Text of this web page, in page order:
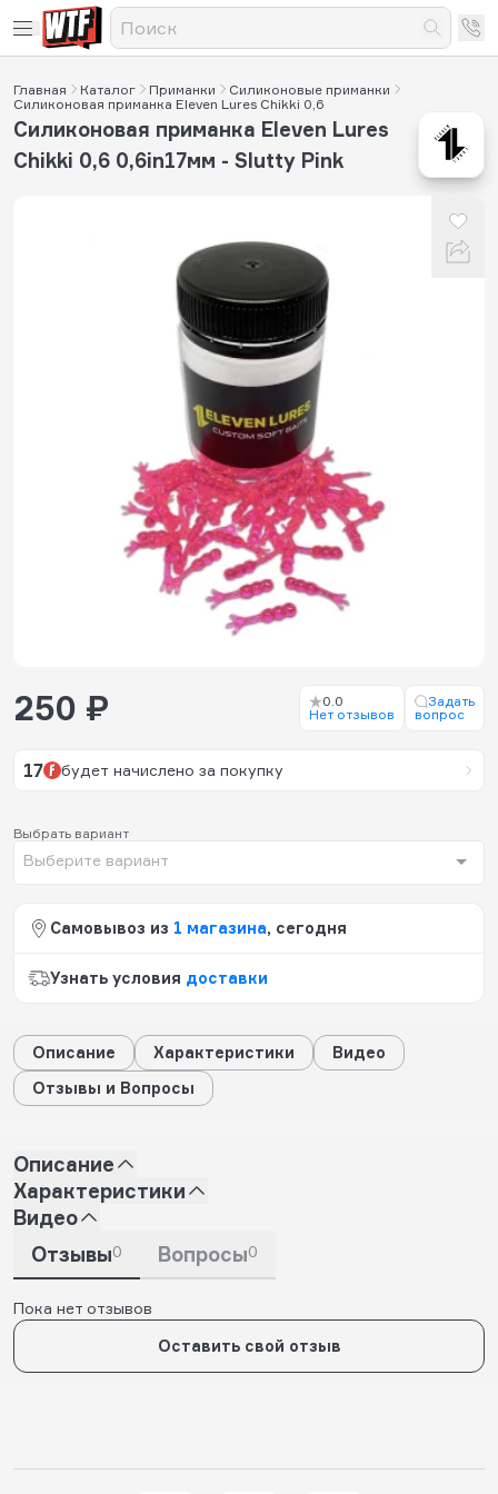
Главная Каталог Приманки
Силиконовые приманки
Силиконовая приманка Eleven Lures Chikki 0,6
Силиконовая приманка Eleven Lures
Chikki 0,6 0,6in17мм - Slutty Pink
Выбрать вариант
Выберите вариант
250 ₽
0.0
Нет отзывов
Задать
вопрос
17 будет начислено за покупку
Самовывоз из 1 магазина, сегодня
Узнать условия доставки
Описание Характеристики
Видео
Отзывы и Вопросы
Описание
Характеристики
Видео
Отзывы0 Вопросы0
Пока нет отзывов
Оставить свой отзыв